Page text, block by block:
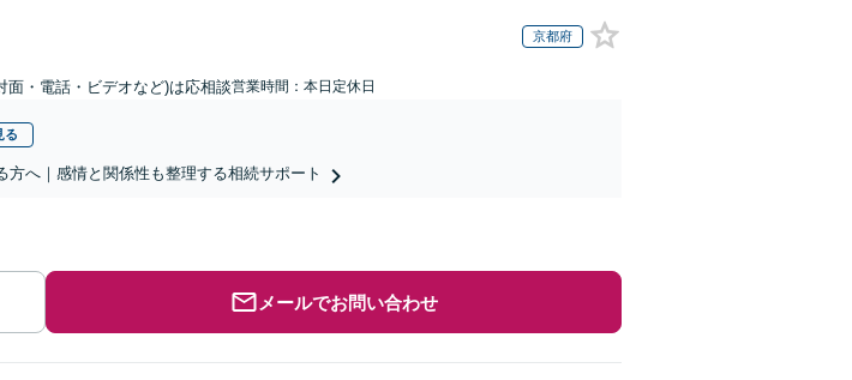
京都府
面・電話・ビデオなど)は応相談営業時間：本日定休日
る
へ｜感情と関係性も整理する相続サポート
メールでお問い合わせ